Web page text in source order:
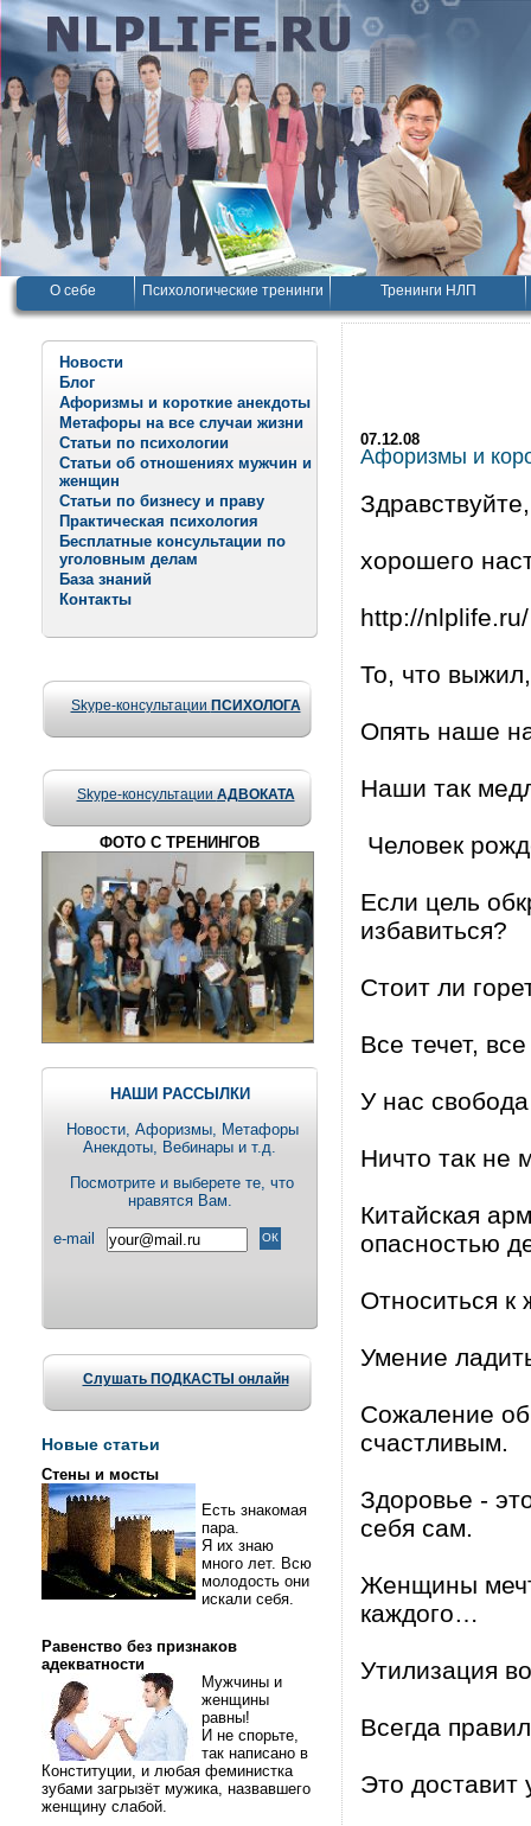
О себе Психологические тренинги Тренинги НЛП
Новости
Блог
Афоризмы и короткие анекдоты
Метафоры на все случаи жизни
Статьи по психологии
Статьи об отношениях мужчин и
женщин
Статьи по бизнесу и праву
Практическая психология
Бесплатные консультации по
уголовным делам
База знаний
Контакты
Skype-консультации ПСИХОЛОГА
Skype-консультации АДВОКАТА
ФОТО С ТРЕНИНГОВ
НАШИ РАССЫЛКИ
Новости, Aфоризмы, Метафоры
Анекдоты, Вебинары и т.д.
Посмотрите и выберете те, что
нравятся Вам.
e-mail
Слушать ПОДКАСТЫ онлайн
Новые статьи
Стены и мосты
Есть знакомая
пара.
Я их знаю
много лет. Всю
молодость они
искали себя.
Равенство без признаков
адекватности
Мужчины и
женщины
равны!
И не спорьте,
так написано в
Конституции, и любая феминистка
зубами загрызёт мужика, назвавшего
женщину слабой.
07.12.08
Афоризмы и
хорошего
http://nlplife.ru/
То, что
Опять наше
Наши так
Человек
Если цель
избавиться?
Стоит ли
Все течет,
У нас свобода
Ничто так не
Китайская
опасностью
Относиться к
Умение
Сожаление
счастливым.
Здоровье -
себя сам.
Женщины
каждого…
Утилизация
Всегда
Это доставит